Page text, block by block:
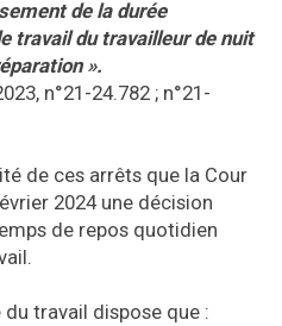
de la durée
travail du travailleur de nuit
».
n°21-24.782 ; n°21-
de ces arrêts que la Cour
2024 une décision
de repos quotidien
du travail dispose que :